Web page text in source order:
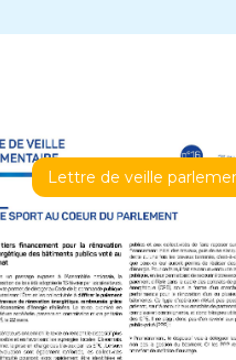
Lettre de veille